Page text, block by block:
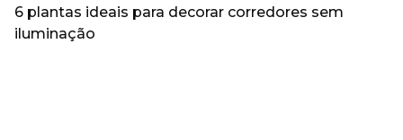
6 plantas ideais para decorar corredores sem
iluminação